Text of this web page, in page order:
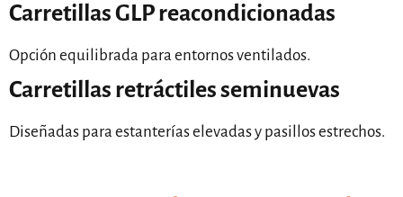
Carretillas GLP reacondicionadas
Opción equilibrada para entornos ventilados.
Carretillas retráctiles seminuevas
Diseñadas para estanterías elevadas y pasillos estrechos.